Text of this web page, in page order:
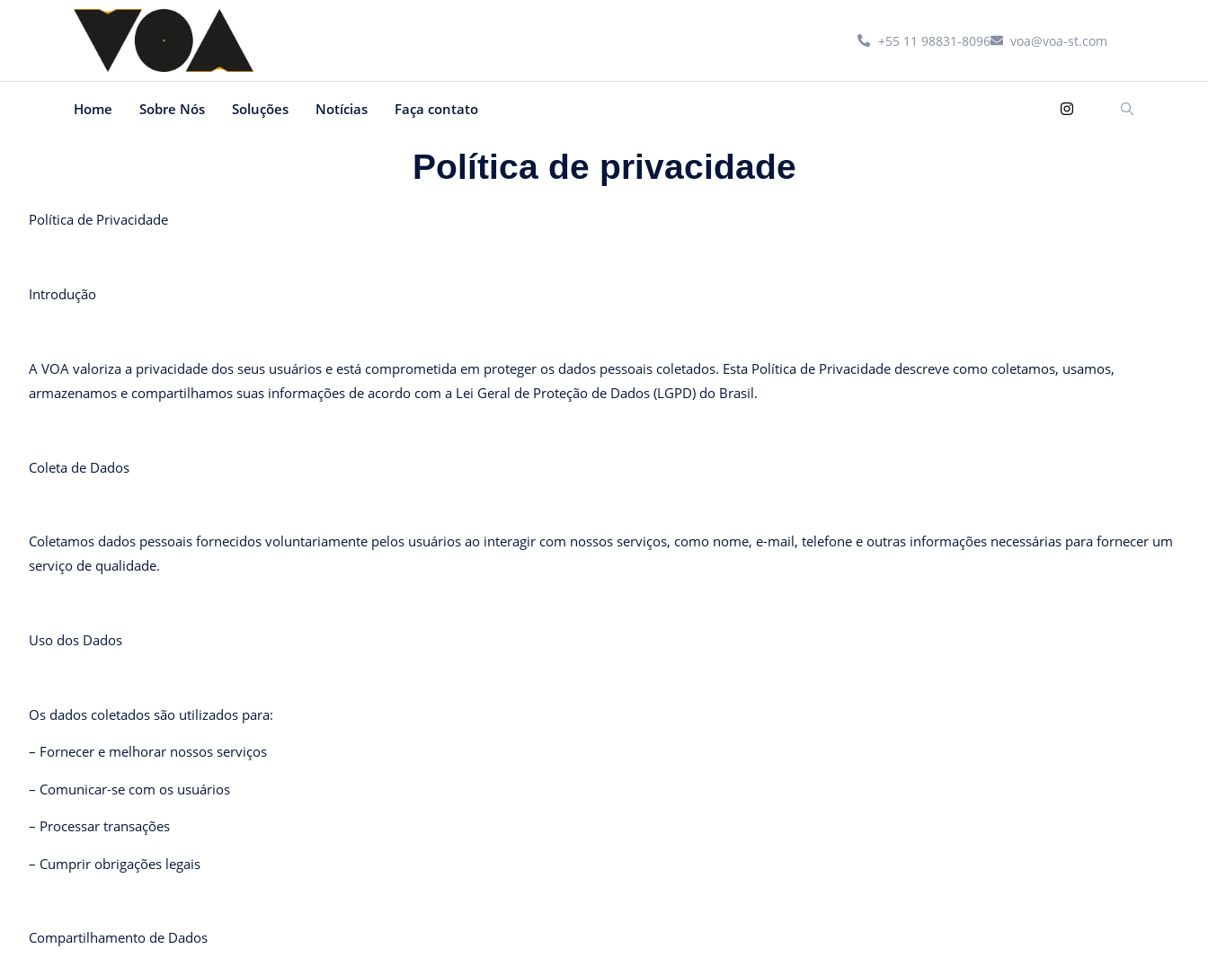
+55 11 98831-8096 voa@voa-st.com
Home Sobre Nós Soluções Notícias Faça contato
Política de privacidade
Política de Privacidade
Introdução
A VOA valoriza a privacidade dos seus usuários e está comprometida em proteger os dados pessoais coletados. Esta Política de Privacidade descreve como coletamos, usamos,
armazenamos e compartilhamos suas informações de acordo com a Lei Geral de Proteção de Dados (LGPD) do Brasil.
Coleta de Dados
Coletamos dados pessoais fornecidos voluntariamente pelos usuários ao interagir com nossos serviços, como nome, e-mail, telefone e outras informações necessárias para fornecer um
serviço de qualidade.
Uso dos Dados
Os dados coletados são utilizados para:
– Fornecer e melhorar nossos serviços
– Comunicar-se com os usuários
– Processar transações
– Cumprir obrigações legais
Compartilhamento de Dados